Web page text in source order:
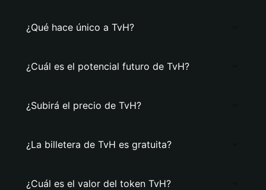
¿Qué hace único a TvH?
¿Cuál es el potencial futuro de TvH?
¿Subirá el precio de TvH?
¿La billetera de TvH es gratuita?
¿Cuál es el valor del token TvH?